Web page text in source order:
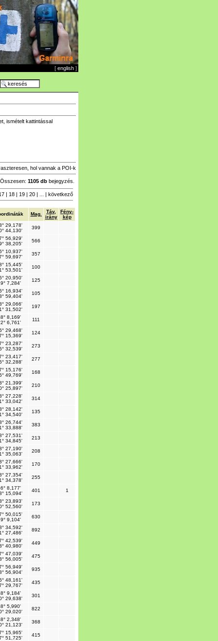
[ english ]
ismételt kattintással
hol vannak a POI-k
Összesen: 1105 db bejegyzés.
| 18 | 19 | 20 | ... | következő
Mag.
Táv,
irány
Fény-
kép
29,178'
44,130'
399
56,929'
38,205'
566
10,937'
59,697'
357
15,445'
53,501'
100
20,950'
7,284'
125
16,934'
59,404'
105
29,066'
31,502'
197
8,169'
6,761'
111
29,468'
15,369'
124
23,287'
32,539'
273
23,417'
32,288'
277
15,176'
49,769'
168
21,399'
25,897'
210
27,228'
33,042'
314
28,142'
34,540'
135
26,744'
33,888'
383
27,531'
34,845'
213
27,190'
35,063'
208
27,666'
33,962'
170
27,354'
34,378'
255
8,177'
15,094'
401 1
23,893'
52,560'
173
50,015'
9,104'
630
34,592'
27,486'
892
42,539'
40,980'
449
47,039'
56,005'
475
56,949'
56,904'
935
48,161'
29,767'
435
9,184'
29,638'
301
5,990'
29,020'
822
2,348'
21,123'
368
15,965'
51,725'
415